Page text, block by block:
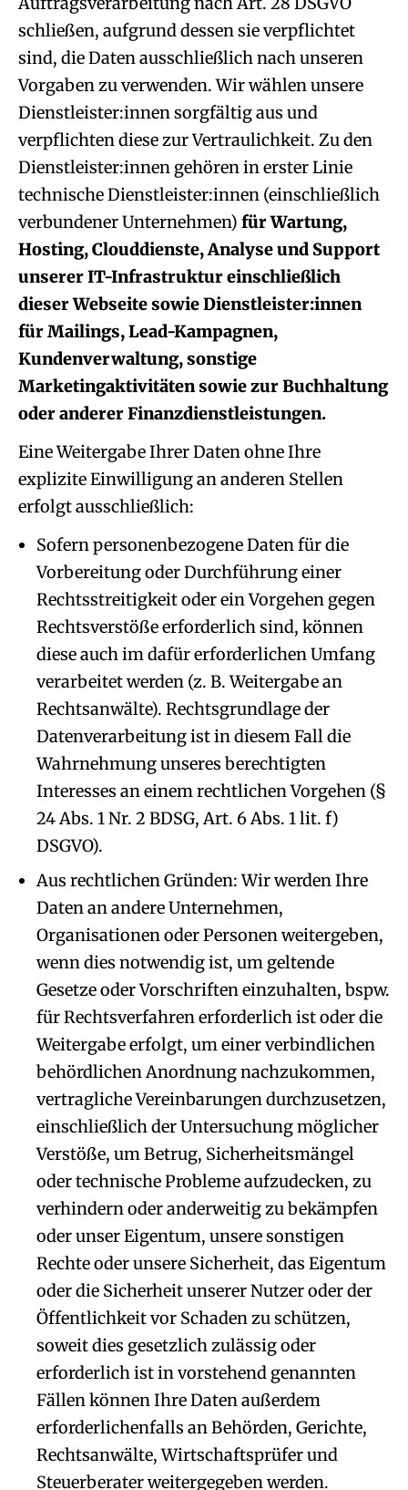
schließen, aufgrund dessen sie verpflichtet
sind, die Daten ausschließlich nach unseren
Vorgaben zu verwenden. Wir wählen unsere
Dienstleister:innen sorgfältig aus und
verpflichten diese zur Vertraulichkeit. Zu den
Dienstleister:innen gehören in erster Linie
technische Dienstleister:innen (einschließlich
verbundener Unternehmen) für Wartung,
Hosting, Clouddienste, Analyse und Support
unserer IT-Infrastruktur einschließlich
dieser Webseite sowie Dienstleister:innen
für Mailings, Lead-Kampagnen,
Kundenverwaltung, sonstige
Marketingaktivitäten sowie zur Buchhaltung
oder anderer Finanzdienstleistungen.
Eine Weitergabe Ihrer Daten ohne Ihre
explizite Einwilligung an anderen Stellen
erfolgt ausschließlich:
Sofern personenbezogene Daten für die
Vorbereitung oder Durchführung einer
Rechtsstreitigkeit oder ein Vorgehen gegen
Rechtsverstöße erforderlich sind, können
diese auch im dafür erforderlichen Umfang
verarbeitet werden (z. B. Weitergabe an
Rechtsanwälte). Rechtsgrundlage der
Datenverarbeitung ist in diesem Fall die
Wahrnehmung unseres berechtigten
Interesses an einem rechtlichen Vorgehen (§
24 Abs. 1 Nr. 2 BDSG, Art. 6 Abs. 1 lit. f)
DSGVO).
Aus rechtlichen Gründen: Wir werden Ihre
Daten an andere Unternehmen,
Organisationen oder Personen weitergeben,
wenn dies notwendig ist, um geltende
Gesetze oder Vorschriften einzuhalten, bspw.
für Rechtsverfahren erforderlich ist oder die
Weitergabe erfolgt, um einer verbindlichen
behördlichen Anordnung nachzukommen,
vertragliche Vereinbarungen durchzusetzen,
einschließlich der Untersuchung möglicher
Verstöße, um Betrug, Sicherheitsmängel
oder technische Probleme aufzudecken, zu
verhindern oder anderweitig zu bekämpfen
oder unser Eigentum, unsere sonstigen
Rechte oder unsere Sicherheit, das Eigentum
oder die Sicherheit unserer Nutzer oder der
Öffentlichkeit vor Schaden zu schützen,
soweit dies gesetzlich zulässig oder
erforderlich ist in vorstehend genannten
Fällen können Ihre Daten außerdem
erforderlichenfalls an Behörden, Gerichte,
Rechtsanwälte, Wirtschaftsprüfer und
Steuerberater weitergegeben werden.